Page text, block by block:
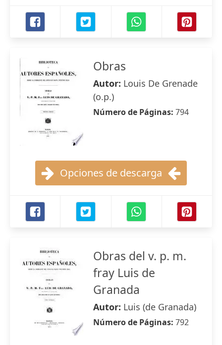
Obras
Autor: Louis De Grenade
(o.p.)
Número de Páginas: 794
Opciones de descarga
Obras del v. p. m.
fray Luis de
Granada
Autor: Luis (de Granada)
Número de Páginas: 792